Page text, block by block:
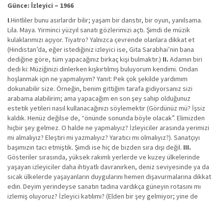
Günce: İzleyici – 1966
I.Hintliler bunu asırlardır bilir; yaşam bir danstır, bir oyun, yanılsama.
Lila. Maya. Yirminci yüzyıl sanatı gözlerimizi açtı. Şimdi de müzik
kulaklarımızı açıyor. Tiyatro? Yalnızca çevrende olanlara dikkat et
(Hindistan’da, eğer istediğiniz izleyici ise, Gita Sarabhai’nin bana
dediğine göre, tüm yapacağınız birkaç kişi bulmaktır.) II. Adamın biri
dedi ki: Müziğinizi dinlerken kışkırtılmış buluyorum kendimi. Ondan
hoşlanmak için ne yapmalıyım? Yanıt: Pek çok şekilde yardımım
dokunabilir size. Örneğin, benim gittiğim tarafa gidiyorsanız sizi
arabama alabilirim; ama yapacağım en son şey sahip olduğunuz
estetik yetileri nasıl kullanacağınızı söylemektir (Gördünüz mü? İşsiz
kaldık. Henüz değilse de, “önünde sonunda böyle olacak”. Elimizden
hiçbir şey gelmez. O halde ne yapmalıyız? İzleyiciler arasında yerimizi
mi almalıyız? Eleştiri mi yazmalıyız? Yaratıcı mı olmalıyız?). Sanatçıyı
başımızın tacı etmiştik. Şimdi ise hiç de bizden sıra dışı değil. III.
Gösteriler sırasında, yüksek rakımlı yerlerde ve kuzey ülkelerinde
yaşayan izleyiciler daha ihtiyatlı davranırken, deniz seviyesinde ya da
sıcak ülkelerde yaşayanların duygularını hemen dışavurmalarına dikkat
edin. Deyim yerindeyse sanatın tadına vardıkça güneyin rotasını mı
izlemiş oluyoruz? İzleyici katılımı? (Elden bir şey gelmiyor; yine de